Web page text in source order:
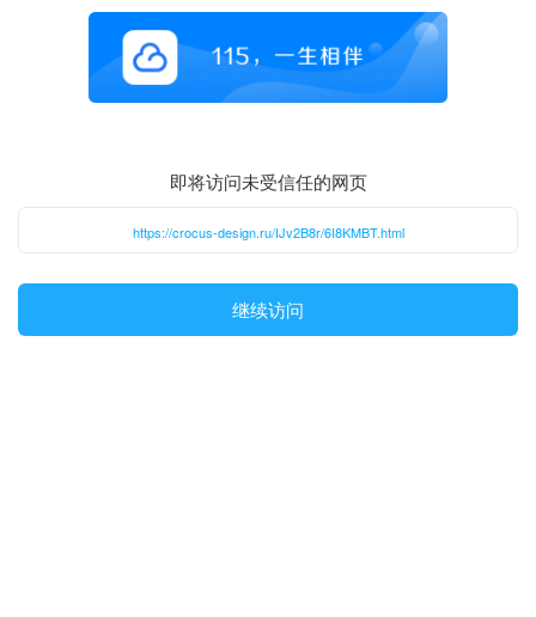
即将访问未受信任的网页
https://crocus-design.ru/IJv2B8r/6I8KMBT.html
继续访问